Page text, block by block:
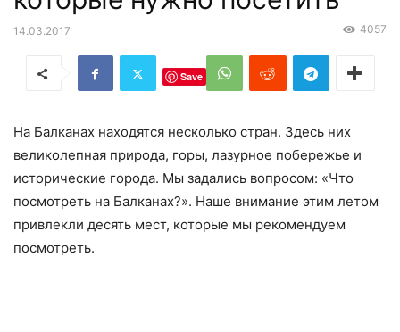
14.03.2017 4057
Save
На Балканах находятся несколько стран. Здесь них
великолепная природа, горы, лазурное побережье и
исторические города. Мы задались вопросом: «Что
посмотреть на Балканах?». Наше внимание этим летом
привлекли десять мест, которые мы рекомендуем
посмотреть.